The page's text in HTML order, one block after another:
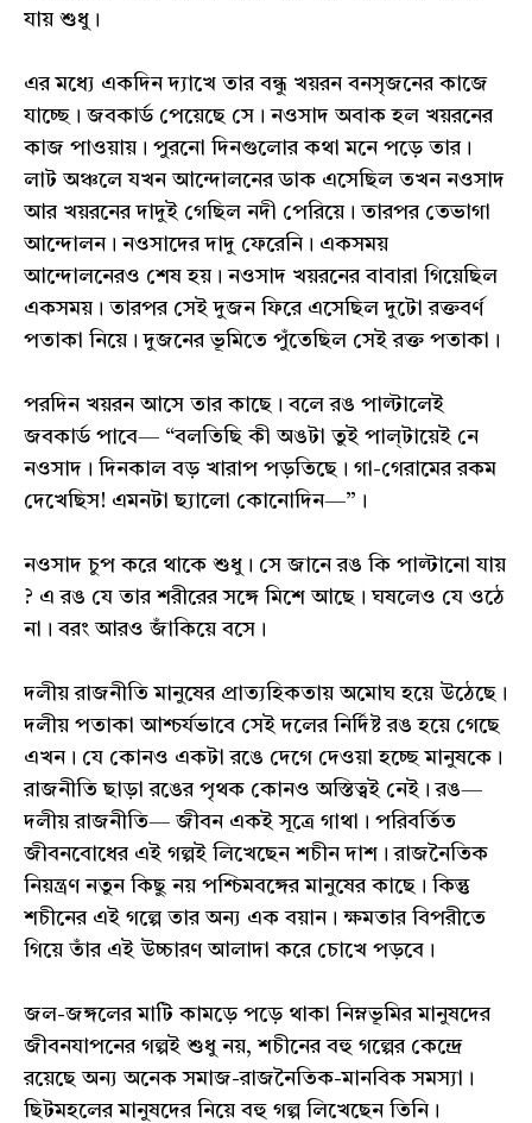
যায় শুধু।
এর মধ্যে একদিন দ্যাখে তার বন্ধু খয়রন বনসৃজনের কাজে
যাচ্ছে। জবকার্ড পেয়েছে সে। নওসাদ অবাক হল খয়রনের
কাজ পাওয়ায়। পুরনো দিনগুলোর কথা মনে পড়ে তার।
লাট অঞ্চলে যখন আন্দোলনের ডাক এসেছিল তখন নওসাদ
আর খয়রনের দাদুই গেছিল নদী পেরিয়ে। তারপর তেভাগা
আন্দোলন। নওসাদের দাদু ফেরেনি। একসময়
আন্দোলনেরও শেষ হয়। নওসাদ খয়রনের বাবারা গিয়েছিল
একসময়। তারপর সেই দুজন ফিরে এসেছিল দুটো রক্তবর্ণ
পতাকা নিয়ে। দুজনের ভূমিতে পুঁতেছিল সেই রক্ত পতাকা।
পরদিন খয়রন আসে তার কাছে। বলে রঙ পাল্টালেই
জবকার্ড পাবে— “বলতিছি কী অঙটা তুই পাল্‌টায়েই নে
নওসাদ। দিনকাল বড় খারাপ পড়তিছে। গা-গেরামের রকম
দেখেছিস! এমনটা ছ্যালো কোনোদিন—”।
নওসাদ চুপ করে থাকে শুধু। সে জানে রঙ কি পাল্টানো যায়
? এ রঙ যে তার শরীরের সঙ্গে মিশে আছে। ঘষলেও যে ওঠে
না। বরং আরও জাঁকিয়ে বসে।
দলীয় রাজনীতি মানুষের প্রাত্যহিকতায় অমোঘ হয়ে উঠেছে।
দলীয় পতাকা আশ্চর্যভাবে সেই দলের নির্দিষ্ট রঙ হয়ে গেছে
এখন। যে কোনও একটা রঙে দেগে দেওয়া হচ্ছে মানুষকে।
রাজনীতি ছাড়া রঙের পৃথক কোনও অস্তিত্বই নেই। রঙ—
দলীয় রাজনীতি— জীবন একই সূত্রে গাথা। পরিবর্তিত
জীবনবোধের এই গল্পই লিখেছেন শচীন দাশ। রাজনৈতিক
নিয়ন্ত্রণ নতুন কিছু নয় পশ্চিমবঙ্গের মানুষের কাছে। কিন্তু
শচীনের এই গল্পে তার অন্য এক বয়ান। ক্ষমতার বিপরীতে
গিয়ে তাঁর এই উচ্চারণ আলাদা করে চোখে পড়বে।
জল-জঙ্গলের মাটি কামড়ে পড়ে থাকা নিম্নভূমির মানুষদের
জীবনযাপনের গল্পই শুধু নয়, শচীনের বহু গল্পের কেন্দ্রে
রয়েছে অন্য অনেক সমাজ-রাজনৈতিক-মানবিক সমস্যা।
ছিটমহলের মানুষদের নিয়ে বহু গল্প লিখেছেন তিনি।